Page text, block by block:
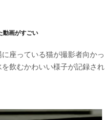
動画がすごい
座っている猫が撮影者向かっ
飲むかわいい様子が記録され